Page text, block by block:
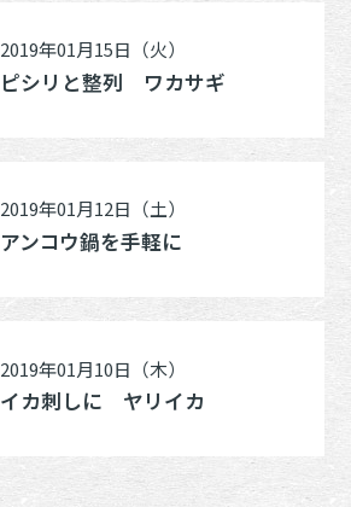
2019年01月15日（火）
ピシリと整列 ワカサギ
2019年01月12日（土）
アンコウ鍋を手軽に
2019年01月10日（木）
イカ刺しに ヤリイカ